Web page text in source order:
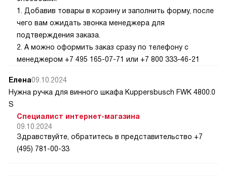
1. Добавив товары в корзину и заполнить форму, после
чего вам ожидать звонка менеджера для
подтверждения заказа.
2. А можно оформить заказ сразу по телефону с
менеджером +7 495 165-07-71 или +7 800 333-46-21
Елена09.10.2024
Нужна ручка для винного шкафа Kuppersbusch FWK 4800.0
S
Специалист интернет-магазина
09.10.2024
Здравствуйте, обратитесь в представительство +7
(495) 781-00-33